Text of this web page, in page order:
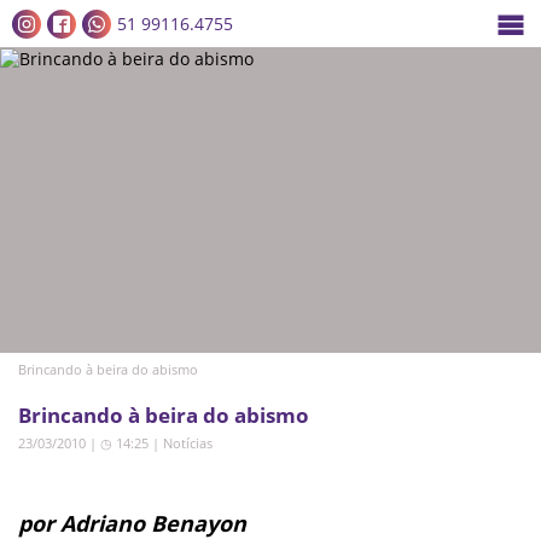
51 99116.4755
Brincando à beira do abismo
Brincando à beira do abismo
23/03/2010 | ◷ 14:25 | Notícias
por Adriano Benayon